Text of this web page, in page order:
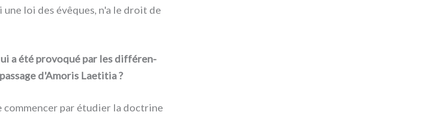
une loi des évê­ques, n'a le droit de
a été pro­vo­qué par les dif­fé­ren­
d'Amoris Laetitia ?
com­men­cer par étu­dier la doc­tri­ne